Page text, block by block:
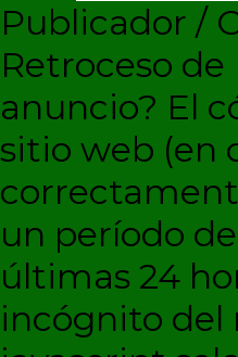
Publicador /
Retroceso
anuncio? El
sitio web (en
un período
últimas 24
incógnito del